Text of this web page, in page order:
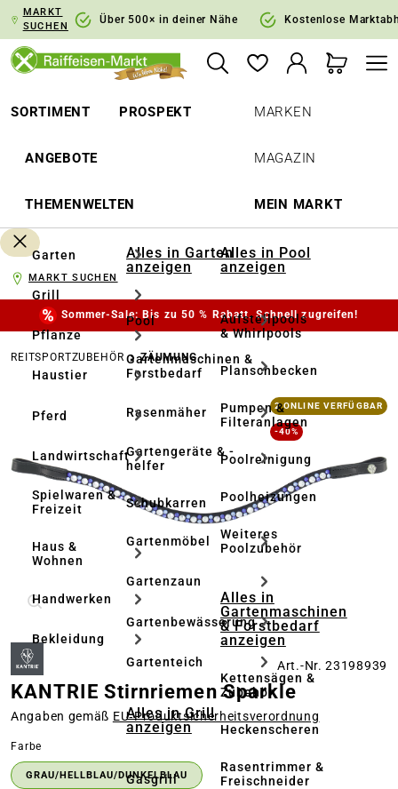
Zur Hauptnavigation springen
MARKT
SUCHEN
Über 500× in deiner Nähe Kostenlose
SORTIMENT PROSPEKT
ANGEBOTE
THEMENWELTEN
MARKEN
MAGAZIN
MEIN MARKT
Garten
Grill
Pflanze
Haustier
Pferd
Landwirtschaft
Spielwaren &
Freizeit
Haus &
Wohnen
Handwerken
Bekleidung
Alles in Garten
anzeigen
Pool
Gartenmaschinen &
Forstbedarf
Rasenmäher
Gartengeräte & -
helfer
Schubkarren
Gartenmöbel
Gartenzaun
Gartenbewässerung
Gartenteich
Alles in Grill
anzeigen
Gasgrill
Alles in Pool
anzeigen
Aufstellpools
& Whirlpools
Planschbecken
Pumpen &
Filteranlagen
Poolreinigung
Poolheizungen
Weiteres
Poolzubehör
Alles in
Gartenmaschinen
& Forstbedarf
anzeigen
Kettensägen &
Zubehör
Heckenscheren
Rasentrimmer &
Freischneider
MARKT SUCHEN
Sommer-Sale: Bis zu 50 % Rabatt. Schnell zugreifen!
REITSPORTZUBEHÖR ZÄUMUNG
Bildergalerie überspringen 2 ONLINE VERFÜGBAR
-40%
Art.-Nr. 23198939
KANTRIE Stirnriemen Sparkle
Angaben gemäß EU‑Produktsicherheitsverordnung
Farbe
GRAU/HELLBLAU/DUNKELBLAU